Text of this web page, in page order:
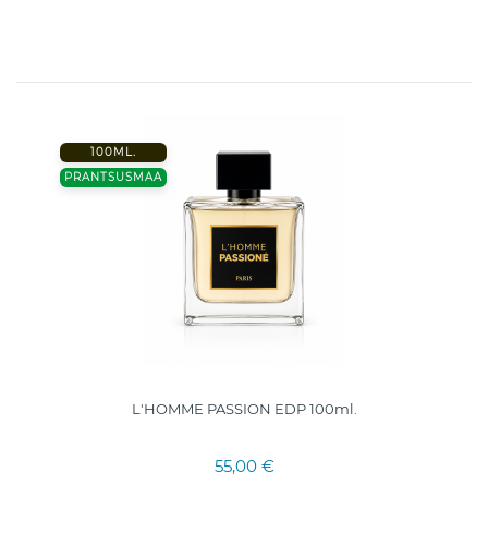
100ML.
PRANTSUSMAA
L'HOMME PASSION EDP 100ml.
55,00 €